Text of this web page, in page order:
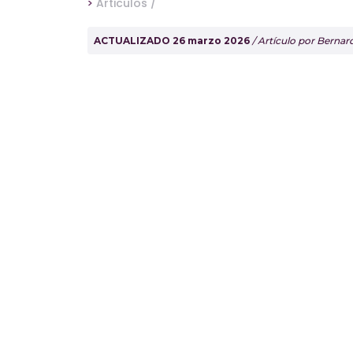
> Articulos /
ACTUALIZADO 26 marzo 2026 / Artículo por